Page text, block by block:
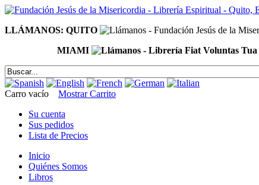
LLÁMANOS: QUITO
MIAMI
Carro vacío
Mostrar Carrito
Su cuenta
Sus pedidos
Lista de Precios
Inicio
Quiénes Somos
Libros